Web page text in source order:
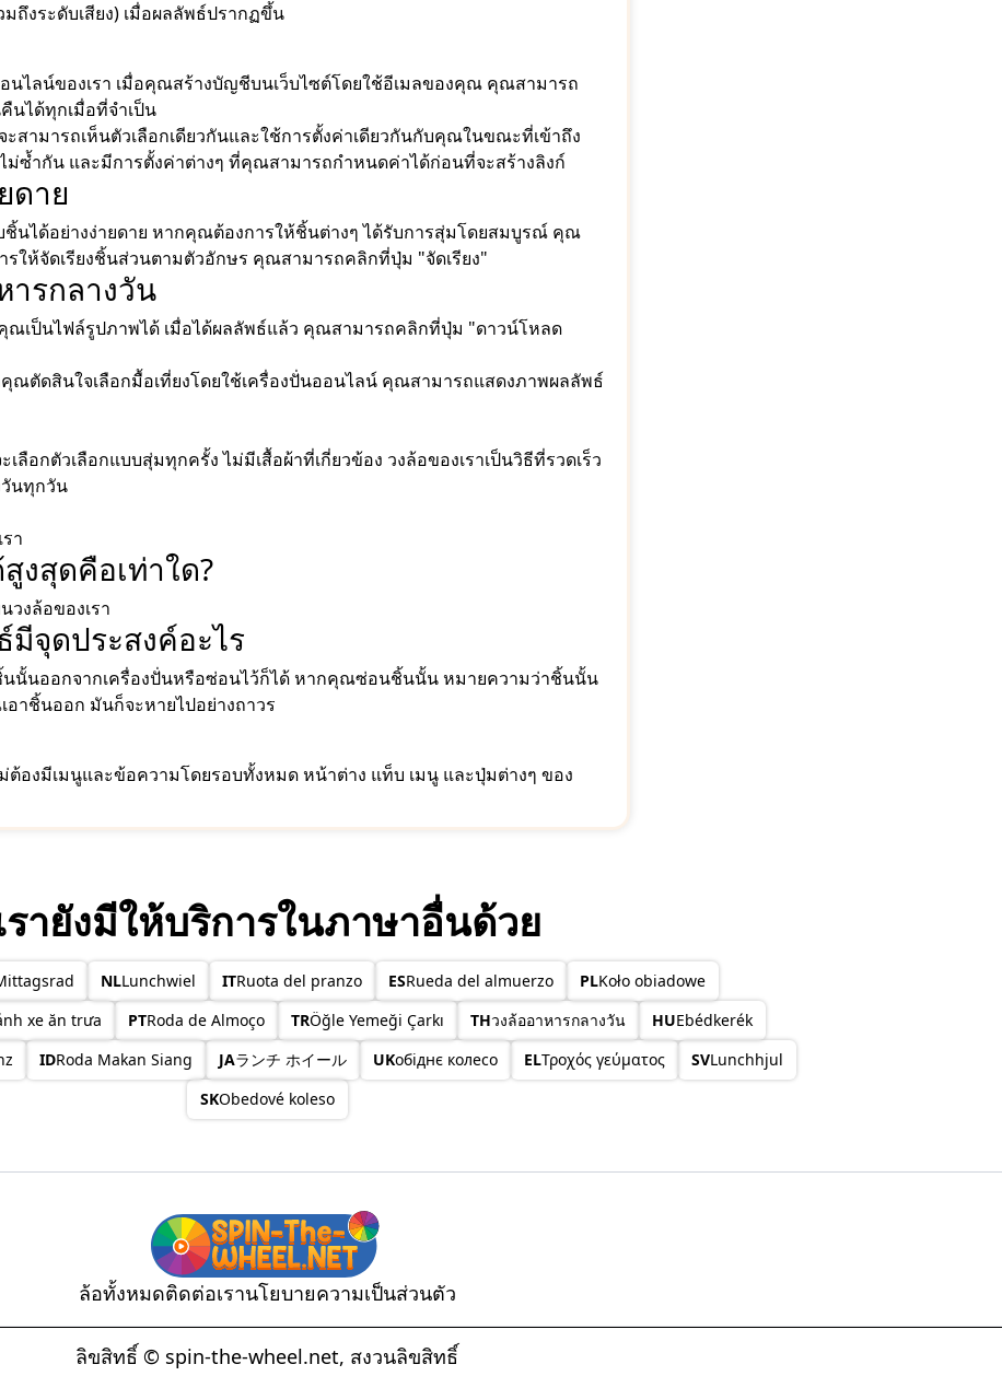
มถึงระดับเสียง) เมื่อผลลัพธ์ปรากฏขึ้น
ไลน์ของเรา เมื่อคุณสร้างบัญชีบนเว็บไซต์โดยใช้อีเมลของคุณ คุณสามารถ
นได้ทุกเมื่อที่จำเป็น
ามารถเห็นตัวเลือกเดียวกันและใช้การตั้งค่าเดียวกันกับคุณในขณะที่เข้าถึง
ม่ซ้ำกัน และมีการตั้งค่าต่างๆ ที่คุณสามารถกำหนดค่าได้ก่อนที่จะสร้างลิงก์
ดาย
ชิ้นได้อย่างง่ายดาย หากคุณต้องการให้ชิ้นต่างๆ ได้รับการสุ่มโดยสมบูรณ์ คุณ
ให้จัดเรียงชิ้นส่วนตามตัวอักษร คุณสามารถคลิกที่ปุ่ม "จัดเรียง"
ารกลางวัน
เป็นไฟล์รูปภาพได้ เมื่อได้ผลลัพธ์แล้ว คุณสามารถคลิกที่ปุ่ม "ดาวน์โหลด
ตัดสินใจเลือกมื้อเที่ยงโดยใช้เครื่องปั่นออนไลน์ คุณสามารถแสดงภาพผลลัพธ์
อกตัวเลือกแบบสุ่มทุกครั้ง ไม่มีเสื้อผ้าที่เกี่ยวข้อง วงล้อของเราเป็นวิธีที่รวดเร็ว
วันทุกวัน
า
งสุดคือเท่าใด?
งล้อของเรา
จุดประสงค์อะไร
นนั้นออกจากเครื่องปั่นหรือซ่อนไว้ก็ได้ หากคุณซ่อนชิ้นนั้น หมายความว่าชิ้นนั้น
าชิ้นออก มันก็จะหายไปอย่างถาวร
งมีเมนูและข้อความโดยรอบทั้งหมด หน้าต่าง แท็บ เมนู และปุ่มต่างๆ ของ
รายังมีให้บริการในภาษาอื่นด้วย
NLLunchwiel ITRuota del pranzo ESRueda del almuerzo PLKoło obiadowe
xe ăn trưa PTRoda de Almoço TRÖğle Yemeği Çarkı THวงล้ออาหารกลางวัน HUEbédkerék
IDRoda Makan Siang JAランチ ホイール UKобіднє колесо ELΤροχός γεύματος SVLunchhjul
SKObedové koleso
ล้อทั้งหมดติดต่อเรานโยบายความเป็นส่วนตัว
ลิขสิทธิ์ © spin-the-wheel.net, สงวนลิขสิทธิ์